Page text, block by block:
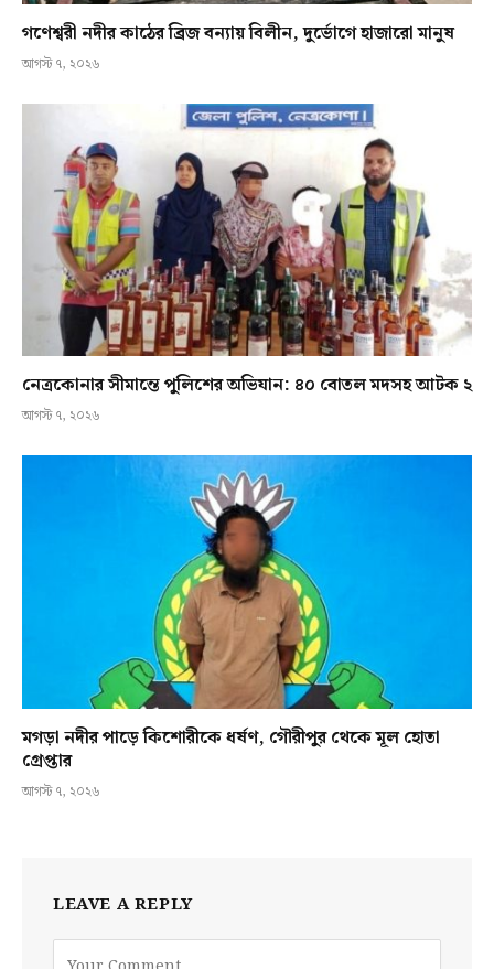
গণেশ্বরী নদীর কাঠের ব্রিজ বন্যায় বিলীন, দুর্ভোগে হাজারো মানুষ
আগস্ট ৭, ২০২৬
নেত্রকোনার সীমান্তে পুলিশের অভিযান: ৪০ বোতল মদসহ আটক ২
আগস্ট ৭, ২০২৬
মগড়া নদীর পাড়ে কিশোরীকে ধর্ষণ, গৌরীপুর থেকে মূল হোতা
গ্রেপ্তার
আগস্ট ৭, ২০২৬
LEAVE A REPLY